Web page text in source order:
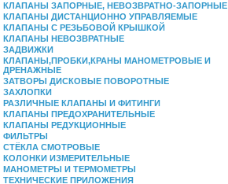
КЛАПАНЫ ЗАПОРНЫЕ, НЕВОЗВРАТНО-ЗАПОРНЫЕ
КЛАПАНЫ ДИСТАНЦИОННО УПРАВЛЯЕМЫЕ
КЛАПАНЫ С РЕЗЬБОВОЙ КРЫШКОЙ
КЛАПАНЫ НЕВОЗВРАТНЫЕ
ЗАДВИЖКИ
КЛАПАНЫ,ПРОБКИ,КРАНЫ МАНОМЕТРОВЫЕ И
ДРЕНАЖНЫЕ
ЗАТВОРЫ ДИСКОВЫЕ ПОВОРОТНЫЕ
ЗАХЛОПКИ
РАЗЛИЧНЫЕ КЛАПАНЫ И ФИТИНГИ
КЛАПАНЫ ПРЕДОХРАНИТЕЛЬНЫЕ
КЛАПАНЫ РЕДУКЦИОННЫЕ
ФИЛЬТРЫ
СТЁКЛА СМОТРОВЫЕ
КОЛОНКИ ИЗМЕРИТЕЛЬНЫЕ
МАНОМЕТРЫ И ТЕРМОМЕТРЫ
ТЕХНИЧЕСКИЕ ПРИЛОЖЕНИЯ